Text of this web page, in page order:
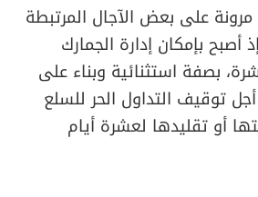
على بعض الآجال المرتبطة
أصبح بإمكان إدارة الجمارك
بصفة استثنائية وبناء على
توقيف التداول الحر للسلع
أو تقليدها لعشرة أيام